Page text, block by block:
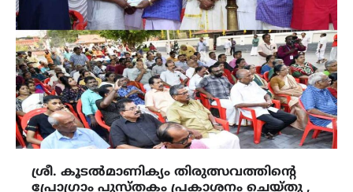
ശ്രീ. കൂടൽമാണിക്യം തിരുത്സവത്തിന്‍റെ
പ്രോഗ്രാം പുസ്തകം പ്രകാശനം ചെയ്തു ,